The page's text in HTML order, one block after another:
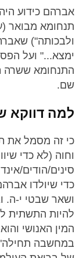
אברהם כידוע
תנחומא מבואר
ולבכותה")
ימצא..." ועל
התנחומא ששרה
שם.
למה דווקא
כי זה מסמל את
סינים/הודים/
כדי שיולדו
ושאר שבטי י-ה.
להיות התשתית
המין האנושי
במחשבה